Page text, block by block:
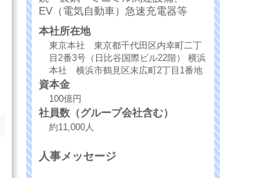
EV（電気自動車）急速充電器等
本社所在地
東京本社 東京都千代田区内幸町二丁
目2番3号（日比谷国際ビル22階） 横浜
本社 横浜市鶴見区末広町2丁目1番地
資本金
100億円
社員数（グループ会社含む）
約11,000人
人事メッセージ